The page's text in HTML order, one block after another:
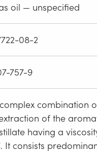
oil — unspecified
08-2
757-9
combination
of the
having a
It consists